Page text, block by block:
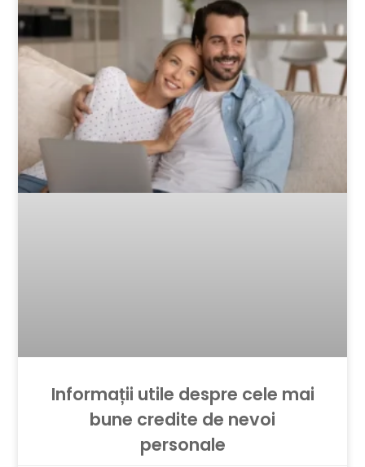
Informații utile despre cele mai
bune credite de nevoi
personale